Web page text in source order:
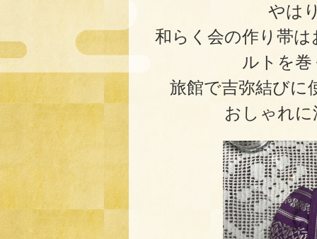
やは
和らく会の作り帯
ルトを
旅館で吉弥結びに
おしゃれ